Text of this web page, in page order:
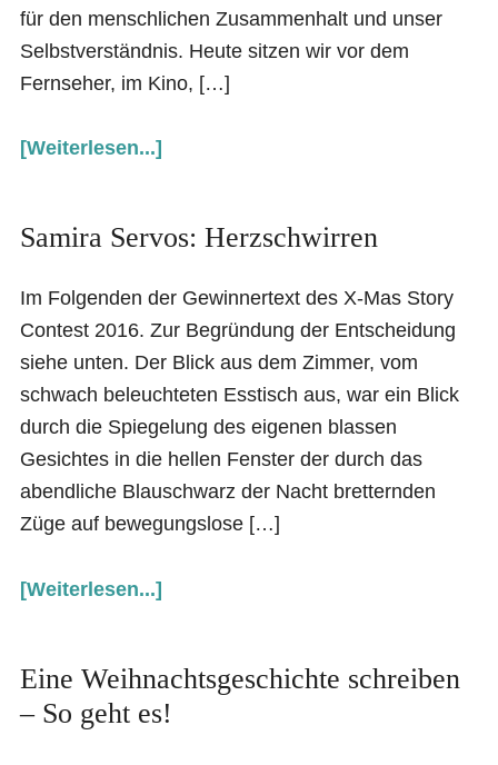
für den menschlichen Zusammenhalt und unser
Selbstverständnis. Heute sitzen wir vor dem
Fernseher, im Kino, […]
[Weiterlesen...]
Samira Servos: Herzschwirren
Im Folgenden der Gewinnertext des X-Mas Story
Contest 2016. Zur Begründung der Entscheidung
siehe unten. Der Blick aus dem Zimmer, vom
schwach beleuchteten Esstisch aus, war ein Blick
durch die Spiegelung des eigenen blassen
Gesichtes in die hellen Fenster der durch das
abendliche Blauschwarz der Nacht bretternden
Züge auf bewegungslose […]
[Weiterlesen...]
Eine Weihnachtsgeschichte schreiben
– So geht es!